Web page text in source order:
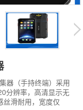
器（手持终端）采用
分辨率，高清显示无
丝滑耐用，宽度仅